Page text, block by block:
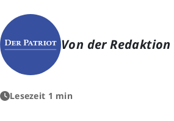
Von der Redaktion
Lesezeit 1 min